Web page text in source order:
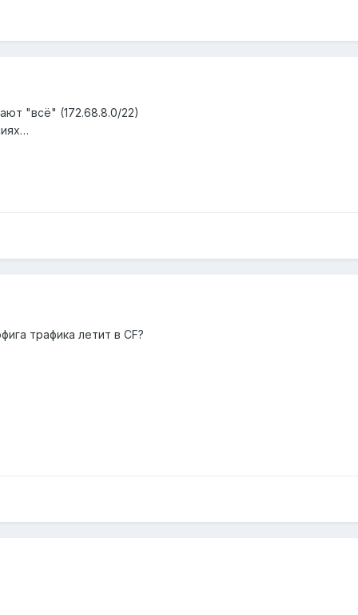
"всё" (172.68.8.0/22)
трафика летит в CF?